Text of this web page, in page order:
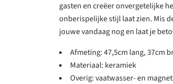
gasten en creëer onvergetelijke
onberispelijke stijl laat zien. Mis
jouwe vandaag nog en laat je
Afmeting: 47,5cm lang, 37cm
Materiaal: keramiek
Overig: vaatwasser- en